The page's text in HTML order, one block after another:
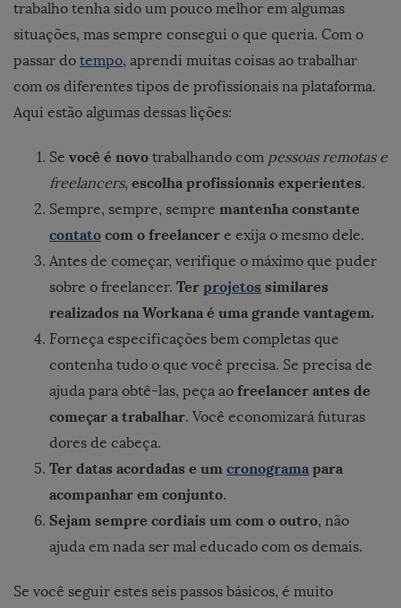
trabalho tenha sido um pouco melhor em algumas
situações, mas sempre consegui o que queria. Com o
passar do tempo, aprendi muitas coisas ao trabalhar
com os diferentes tipos de profissionais na plataforma.
Aqui estão algumas dessas lições:
Se você é novo trabalhando com pessoas remotas e
freelancers, escolha profissionais experientes.
Sempre, sempre, sempre mantenha constante
contato com o freelancer e exija o mesmo dele.
Antes de começar, verifique o máximo que puder
sobre o freelancer. Ter projetos similares
realizados na Workana é uma grande vantagem.
Forneça especificações bem completas que
contenha tudo o que você precisa. Se precisa de
ajuda para obtê-las, peça ao freelancer antes de
começar a trabalhar. Você economizará futuras
dores de cabeça.
Ter datas acordadas e um cronograma para
acompanhar em conjunto.
Sejam sempre cordiais um com o outro, não
ajuda em nada ser mal educado com os demais.
Se você seguir estes seis passos básicos, é muito